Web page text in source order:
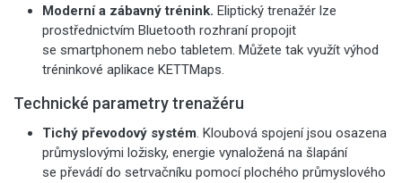
Moderní a zábavný trénink. Eliptický trenažér lze
prostřednictvím Bluetooth rozhraní propojit
se smartphonem nebo tabletem. Můžete tak využít výhod
tréninkové aplikace KETTMaps.
Technické parametry trenažéru
Tichý převodový systém. Kloubová spojení jsou osazena
průmyslovými ložisky, energie vynaložená na šlapání
se převádí do setrvačníku pomocí plochého průmyslového